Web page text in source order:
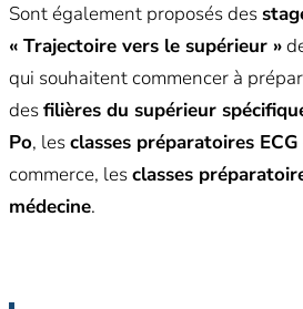
Sont également proposés des
« Trajectoire vers le supérieur »
qui souhaitent commencer à
desfilières du supérieur
Po, lesclasses préparatoires ECG
commerce, lesclasses
médecine.